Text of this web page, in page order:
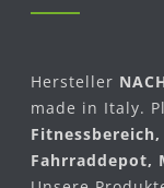
Hersteller
made in Italy.
Fahrraddepot,